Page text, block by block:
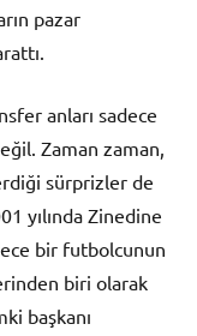
pazar
anları sadece
Zaman zaman,
sürprizler de
yılında Zinedine
bir futbolcunun
biri olarak
başkanı